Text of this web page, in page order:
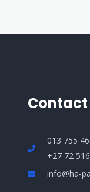
013 755
+27 72
info@ha-